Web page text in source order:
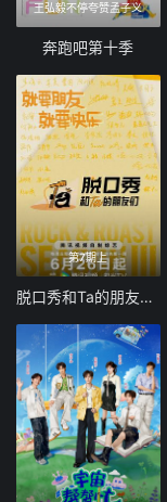
王弘毅不停夸赞孟子义
奔跑吧第十季
第7期上
脱口秀和Ta的朋友们 第三季